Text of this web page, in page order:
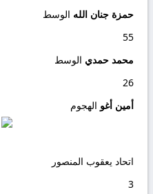
حمزة جنان الله الوسط
55
محمد حمدي الوسط
26
أمين أغو الهجوم
اتحاد يعقوب المنصور
3